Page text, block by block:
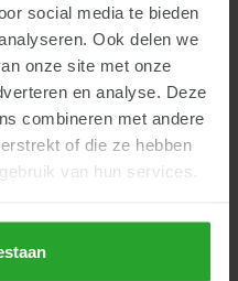
social media te bieden
Ook delen we
onze site met onze
en analyse. Deze
combineren met andere
of die ze hebben
van hun services.
informatieve CCM-
vanonze